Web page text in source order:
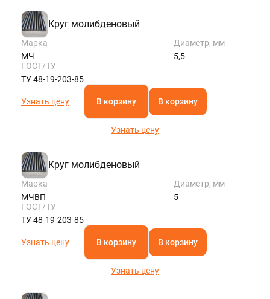
Круг молибденовый
Марка
МЧ
Диаметр, мм
5,5
ГОСТ/ТУ
ТУ 48-19-203-85
Узнать цену В корзину В корзину
Узнать цену
Круг молибденовый
Марка
МЧВП
Диаметр, мм
5
ГОСТ/ТУ
ТУ 48-19-203-85
Узнать цену В корзину В корзину
Узнать цену